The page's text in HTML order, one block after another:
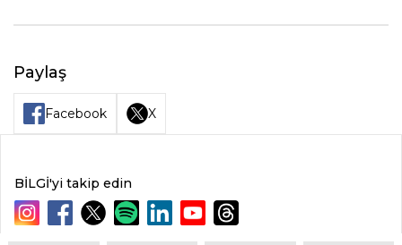
Paylaş
Facebook X
BİLGİ'yi takip edin